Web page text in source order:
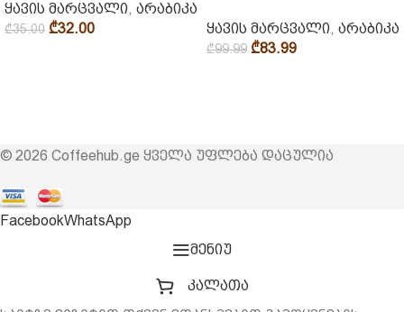
ყავის მარცვალი, არაბიკა
₾35.00 ₾32.00 ყავის მარცვალი, არაბიკა
₾99.99 ₾83.99
© 2026 Coffeehub.ge ყველა უფლება დაცულია
FacebookWhatsApp
მენიუ
კალათა